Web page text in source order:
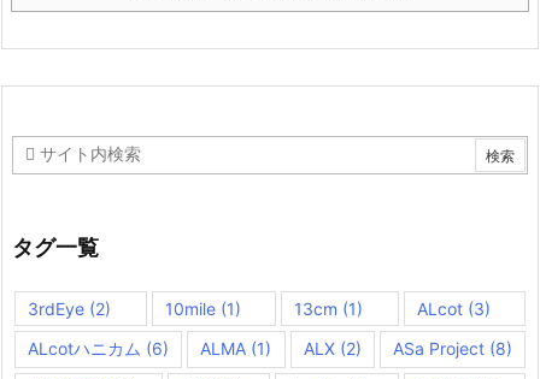
タグ一覧
3rdEye (2) 10mile(1) 13cm (1) ALcot(3)
ALcotハニカム (6) ALMA (1) ALX(2) ASa Project(8)